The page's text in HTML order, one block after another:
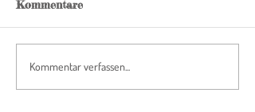
Kommentare
Kommentar verfassen...